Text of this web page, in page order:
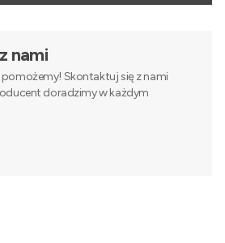
nami
Skontaktuj się z nami
doradzimy w każdym